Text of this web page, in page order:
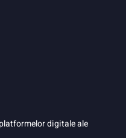
digitale ale